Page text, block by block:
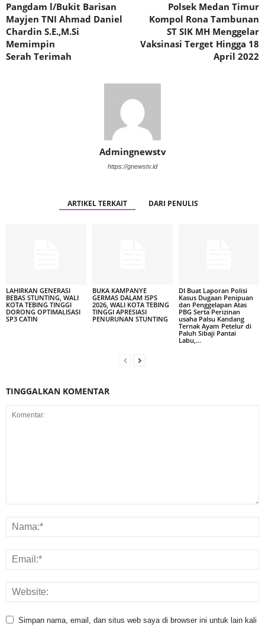
Pangdam l/Bukit Barisan
Mayjen TNI Ahmad Daniel
Chardin S.E.,M.Si
Memimpin
Serah Terimah
Polsek Medan Timur
Kompol Rona Tambunan
ST SIK MH Menggelar
Vaksinasi Terget Hingga 18
April 2022
Admingnewstv
https://gnewstv.id
ARTIKEL TERKAIT DARI PENULIS
LAHIRKAN GENERASI
BEBAS STUNTING, WALI
KOTA TEBING TINGGI
DORONG OPTIMALISASI
SP3 CATIN
BUKA KAMPANYE
GERMAS DALAM ISPS
2026, WALI KOTA TEBING
TINGGI APRESIASI
PENURUNAN STUNTING
DI Buat Laporan Polisi
Kasus Dugaan Penipuan
dan Penggelapan Atas
PBG Serta Perizinan
usaha Palsu Kandang
Ternak Ayam Petelur di
Paluh Sibaji Pantai
Labu,...
TINGGALKAN KOMENTAR
Simpan nama, email, dan situs web saya di browser ini untuk lain kali